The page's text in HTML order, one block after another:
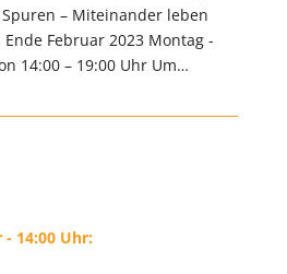
– Miteinander leben
Februar 2023 Montag -
14:00 – 19:00 Uhr Um…
- 14:00 Uhr: